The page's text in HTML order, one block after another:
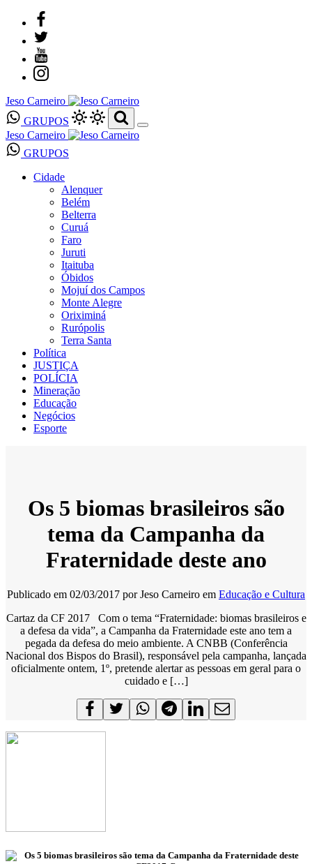
Jeso Carneiro
GRUPOS
Jeso Carneiro
GRUPOS
Cidade
Alenquer
Belém
Belterra
Curuá
Faro
Juruti
Itaituba
Óbidos
Mojuí dos Campos
Monte Alegre
Oriximiná
Rurópolis
Terra Santa
Política
JUSTIÇA
POLÍCIA
Mineração
Educação
Negócios
Esporte
Os 5 biomas brasileiros são
tema da Campanha da
Fraternidade deste ano
Publicado em 02/03/2017 porJeso Carneiro em Educação e Cultura
Cartaz da CF 2017 Com o tema “Fraternidade: biomas brasileiros e
a defesa da vida”, a Campanha da Fraternidade este ano tem a
pegada da defesa do meio ambiente. A CNBB (Conferência
Nacional dos Bispos do Brasil), responsável pela campanha, lançada
oficialmente ontem, 1º, pretende alertar as pessoas em geral para o
cuidado e […]